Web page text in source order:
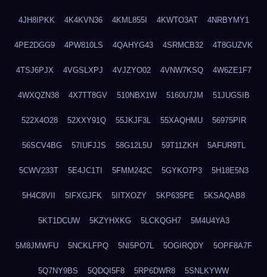
4JH8IPKK 4K4KVN36 4KML855I 4KWTO3AT 4NRBYMY1
4PE2DGG9 4PW810LS 4QAHYG43 4SRMCB32 4T8GUZVK
4TSJ6PJX 4VGSLXPJ 4VJZYO02 4VNW7KSQ 4W6ZE1F7
4WXQZN38 4X7TT8GV 510NBX1W 5160U7JM 51JUGSIB
522X4O28 52XXY91Q 55JKJF3L 55XAQHMU 56975PIR
56SCV4BG 57IUFJJS 58G12L5U 59T11ZKH 5AFUR9TL
5CWV233T 5E4JC1TI 5FMM242C 5GYKO7P3 5H18E5N3
5H4C8VII 5IFXGJFK 5IITXOZY 5KP635PE 5KSAQAB8
5KT1DCUW 5KZYHXKG 5LCKQGH7 5M4U4YA3
5M8JMWFU 5NCKLFPQ 5NI5PO7L 5OGIRQDY 5OPF8A7F
5Q7NY9BS 5QDQI5F8 5RP6DWR8 5SNLKYWW